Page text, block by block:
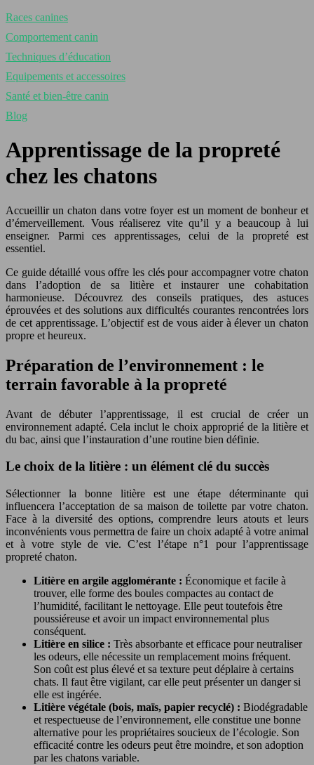
Races canines
Comportement canin
Techniques d’éducation
Equipements et accessoires
Santé et bien-être canin
Blog
Apprentissage de la propreté
chez les chatons
Accueillir un chaton dans votre foyer est un moment de bonheur et
d’émerveillement. Vous réaliserez vite qu’il y a beaucoup à lui
enseigner. Parmi ces apprentissages, celui de la propreté est
essentiel.
Ce guide détaillé vous offre les clés pour accompagner votre chaton
dans l’adoption de sa litière et instaurer une cohabitation
harmonieuse. Découvrez des conseils pratiques, des astuces
éprouvées et des solutions aux difficultés courantes rencontrées lors
de cet apprentissage. L’objectif est de vous aider à élever un chaton
propre et heureux.
Préparation de l’environnement : le
terrain favorable à la propreté
Avant de débuter l’apprentissage, il est crucial de créer un
environnement adapté. Cela inclut le choix approprié de la litière et
du bac, ainsi que l’instauration d’une routine bien définie.
Le choix de la litière : un élément clé du succès
Sélectionner la bonne litière est une étape déterminante qui
influencera l’acceptation de sa maison de toilette par votre chaton.
Face à la diversité des options, comprendre leurs atouts et leurs
inconvénients vous permettra de faire un choix adapté à votre animal
et à votre style de vie. C’est l’étape n°1 pour l’apprentissage
propreté chaton.
Litière en argile agglomérante : Économique et facile à
trouver, elle forme des boules compactes au contact de
l’humidité, facilitant le nettoyage. Elle peut toutefois être
poussiéreuse et avoir un impact environnemental plus
conséquent.
Litière en silice : Très absorbante et efficace pour neutraliser
les odeurs, elle nécessite un remplacement moins fréquent.
Son coût est plus élevé et sa texture peut déplaire à certains
chats. Il faut être vigilant, car elle peut présenter un danger si
elle est ingérée.
Litière végétale (bois, maïs, papier recyclé) : Biodégradable
et respectueuse de l’environnement, elle constitue une bonne
alternative pour les propriétaires soucieux de l’écologie. Son
efficacité contre les odeurs peut être moindre, et son adoption
par les chatons variable.